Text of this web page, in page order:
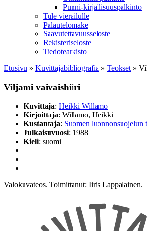
Punni-kirjallisuuspalkinto
Tule vierailulle
Palautelomake
Saavutettavuusseloste
Rekisteriseloste
Tiedotearkisto
Etusivu » Kuvittaja­bibliografia » Teokset »
Viljami vaivaishiiri
Kuvittaja: Heikki Willamo
Kirjoittaja: Willamo, Heikki
Kustantaja: Suomen luonnonsuojelun
Julkaisuvuosi: 1988
Kieli: suomi
Valokuvateos. Toimittanut: Iiris Lappalainen.